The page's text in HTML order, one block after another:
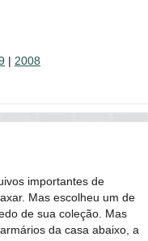
| 2008
importantes de
Mas escolheu um de
de sua coleção. Mas
da casa abaixo, a